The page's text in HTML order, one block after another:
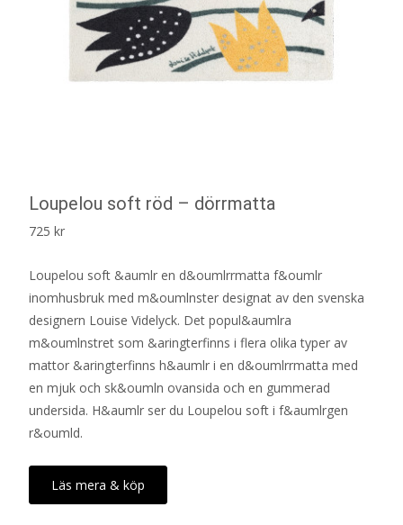
Loupelou soft röd – dörrmatta
725 kr
Loupelou soft &aumlr en d&oumlrrmatta f&oumlr
inomhusbruk med m&oumlnster designat av den svenska
designern Louise Videlyck. Det popul&aumlra
m&oumlnstret som &aringterfinns i flera olika typer av
mattor &aringterfinns h&aumlr i en d&oumlrrmatta med
en mjuk och sk&oumln ovansida och en gummerad
undersida. H&aumlr ser du Loupelou soft i f&aumlrgen
r&oumld.
Läs mera & köp